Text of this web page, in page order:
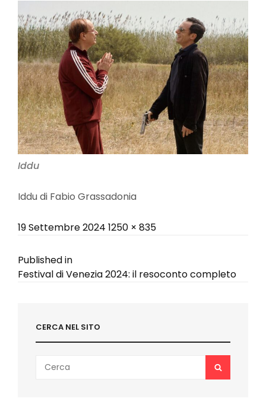
Iddu
Iddu di Fabio Grassadonia
Posted
19 Settembre 2024 Full
1250 × 835
Navigazione
Published in
Festival di Venezia 2024: il resoconto completo
CERCA NEL SITO
for:
SEARCH